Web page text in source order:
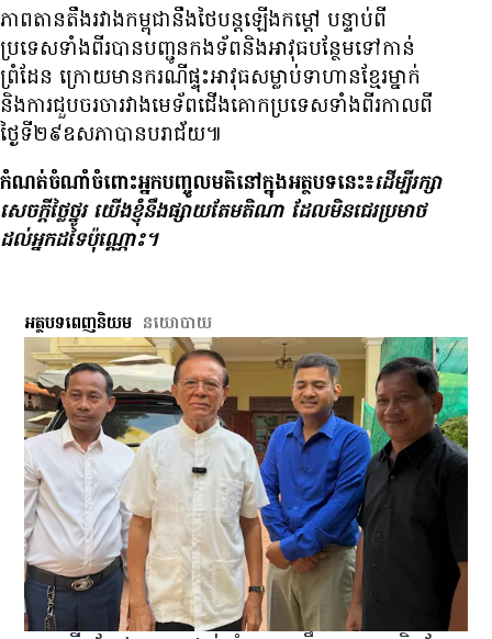
ភាព​តានតឹង​រវាង​កម្ពុជា​នឹង​ថៃ​បន្ត​ឡើង​កម្ដៅ​ បន្ទាប់​ពី​
ប្រទេស​ទាំង​ពីរ​បាន​បញ្ជូន​កងទ័ព​និង​អាវុធប​ន្ថែម​ទៅកាន់​
ព្រំដែន​ ក្រោយ​មាន​ករណី​ផ្ទុះ​អាវុធ​សម្លាប់​ទាហាន​ខ្មែរ​ម្នាក់​
និង​ការ​ជួប​ចរចា​រវាង​មេ​ទ័ពជើងគោក​ប្រទេស​ទាំង​ពីរ​កាល​ពី​
ថ្ងៃ​ទី​២៩​ឧសភា​បាន​បរាជ័យ៕
កំណត់​ចំណាំ​ចំពោះ​អ្នក​បញ្ចូល​មតិ​នៅ​ក្នុង​អត្ថបទ​នេះ៖ដើម្បី​រក្សា​
សេចក្ដី​ថ្លៃថ្នូរ យើង​ខ្ញុំ​នឹង​ផ្សាយ​តែ​មតិ​ណា ដែល​មិន​ជេរ​ប្រមាថ​
ដល់​អ្នក​ដទៃ​ប៉ុណ្ណោះ។
អត្ថបទពេញនិយម នយោបាយ